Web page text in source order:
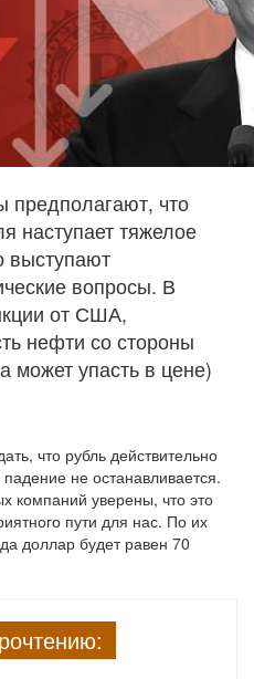
предполагают, что
наступает тяжелое
выступают
вопросы. В
от США,
нефти со стороны
упасть в цене)
что рубль действительно
не останавливается.
компаний уверены, что это
пути для нас. По их
доллар будет равен 70